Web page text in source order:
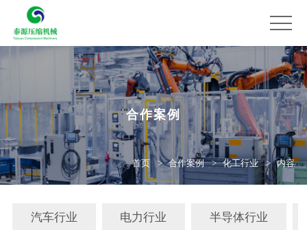
合作案例
首页 合作案例 化工行业 内容
汽车行业 电力行业 半导体行业